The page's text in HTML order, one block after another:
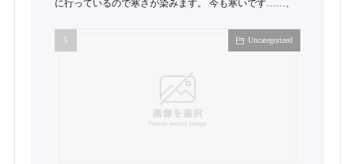
に行っているので寒さが染みます。 今も寒いです……、
Uncategorized